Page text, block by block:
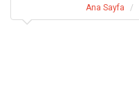
Ana Sayfa